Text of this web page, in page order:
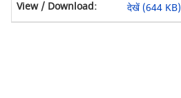
देखें (644 KB)